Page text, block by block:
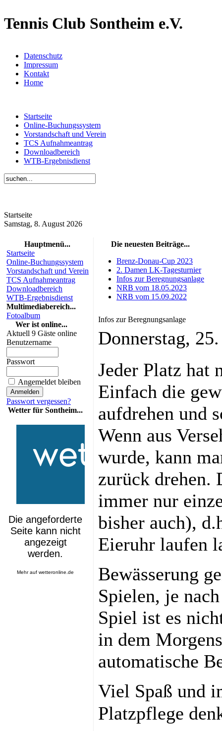
Tennis Club Sontheim e.V.
Datenschutz
Impressum
Kontakt
Home
Startseite
Online-Buchungssystem
Vorstandschaft und Verein
TCS Aufnahmeantrag
Downloadbereich
WTB-Ergebnisdienst
Startseite
Samstag, 8. August 2026
Hauptmenü...
Startseite
Online-Buchungssystem
Vorstandschaft und Verein
TCS Aufnahmeantrag
Downloadbereich
WTB-Ergebnisdienst
Multimediabereich...
Fotoalbum
Wer ist online...
Aktuell 9 Gäste online
Benutzername
Passwort
Angemeldet bleiben
Passwort vergessen?
Wetter für Sontheim...
Mehr aufwetteronline.de
Die neuesten Beiträge...
Brenz-Donau-Cup 2023
2. Damen LK-Tagesturnier
Infos zur Beregnungsanlage
NRB vom 18.05.2023
NRB vom 15.09.2022
Infos zur Beregnungsanlage
Donnerstag,
Jeder Platz hat
Einfach die
aufdrehen und
Wenn aus
wurde, kann
zurück drehen.
immer nur
bisher auch),
Eieruhr laufen
Bewässerung
Spielen, je
Spiel ist es
in dem
automatische
Viel Spaß und
Platzpflege